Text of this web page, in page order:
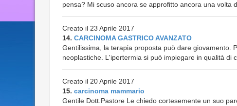
pensa? Mi scuso ancora se approfitto ancora una volta
Creato il 23 Aprile 2017
14. CARCINOMA GASTRICO AVANZATO
Gentilissima, la terapia proposta può dare giovamento.
neoplastiche. L'ipertermia si può impiegare in qualità di
Creato il 20 Aprile 2017
15. carcinoma mammario
Gentile Dott.Pastore Le chiedo cortesemente un suo